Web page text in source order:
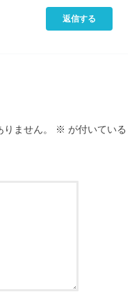
返信する
ません。 ※ が付いている